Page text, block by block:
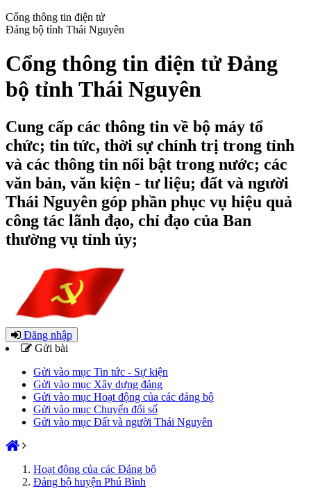
Cổng thông tin điện tử
Đảng bộ tỉnh Thái Nguyên
Cổng thông tin điện tử Đảng
bộ tỉnh Thái Nguyên
Cung cấp các thông tin về bộ máy tổ
chức; tin tức, thời sự chính trị trong tỉnh
và các thông tin nổi bật trong nước; các
văn bản, văn kiện - tư liệu; đất và người
Thái Nguyên góp phần phục vụ hiệu quả
công tác lãnh đạo, chỉ đạo của Ban
thường vụ tỉnh ủy;
Đăng nhập
Gửi bài
Gửi vào mục Tin tức - Sự kiện
Gửi vào mục Xây dựng đảng
Gửi vào mục Hoạt động của các đảng bộ
Gửi vào mục Chuyển đổi số
Gửi vào mục Đất và người Thái Nguyên
Hoạt động của các Đảng bộ
Đảng bộ huyện Phú Bình